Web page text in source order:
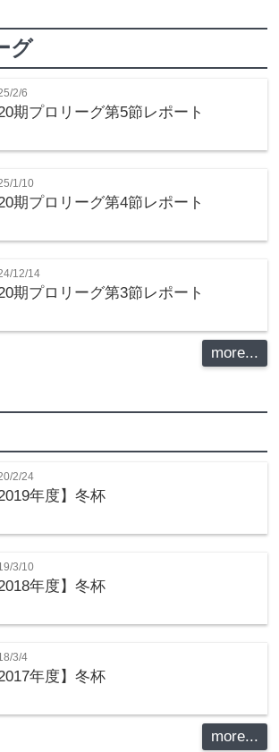
グ
2/6
期プロリーグ第5節レポート
1/10
期プロリーグ第4節レポート
12/14
期プロリーグ第3節レポート
more...
2/24
2019年度】冬杯
3/10
2018年度】冬杯
3/4
2017年度】冬杯
more...